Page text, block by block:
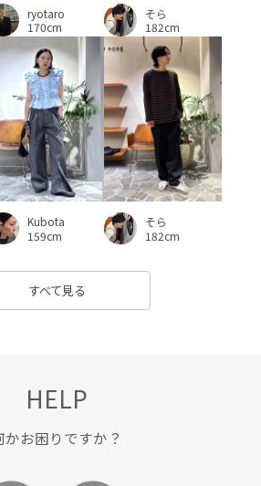
ryotaro
170cm
そら
182cm
Kubota
159cm
そら
182cm
すべて見る
HELP
かお困りですか？